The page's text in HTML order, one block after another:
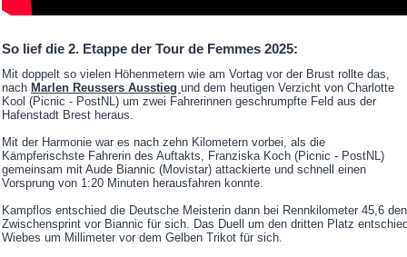
So lief die 2. Etappe der Tour de Femmes 2025:
Mit doppelt so vielen Höhenmetern wie am Vortag vor der Brust rollte das,
nach Marlen Reussers Ausstieg und dem heutigen Verzicht von Charlotte
Kool (Picnic - PostNL) um zwei Fahrerinnen geschrumpfte Feld aus der
Hafenstadt Brest heraus.
Mit der Harmonie war es nach zehn Kilometern vorbei, als die
Kämpferischste Fahrerin des Auftakts, Franziska Koch (Picnic - PostNL)
gemeinsam mit Aude Biannic (Movistar) attackierte und schnell einen
Vorsprung von 1:20 Minuten herausfahren konnte.
Kampflos entschied die Deutsche Meisterin dann bei Rennkilometer 45,6 den
Zwischensprint vor Biannic für sich. Das Duell um den dritten Platz
Wiebes um Millimeter vor dem Gelben Trikot für sich.